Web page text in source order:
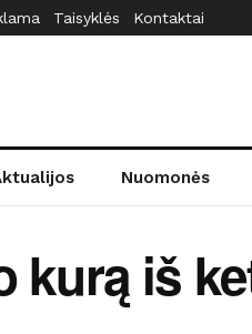
Taisyklės Kontaktai
Nuomonės
kurą iš